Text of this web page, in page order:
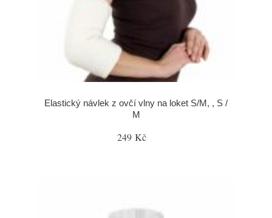
Elastický návlek z ovčí vlny na loket S/M, , S /
M
249 Kč